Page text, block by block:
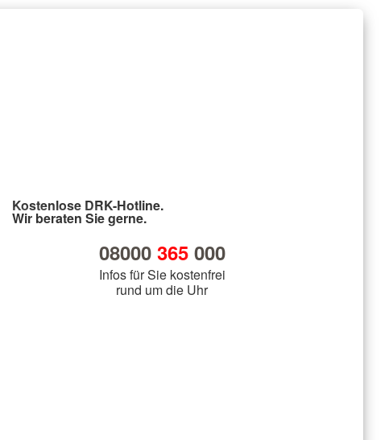
Kostenlose DRK-Hotline.
Wir beraten Sie gerne.
08000 365000
Infos für Sie kostenfrei
rund um die Uhr